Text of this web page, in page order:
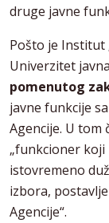
druge javne
Pošto je Institut
Univerzitet
pomenutog
javne funkcije
Agencije. U tom
„funkcioner koji
istovremeno
izbora,
Agencije“.